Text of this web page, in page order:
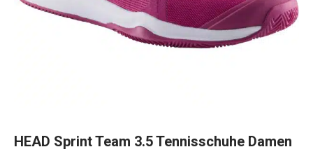
Damen